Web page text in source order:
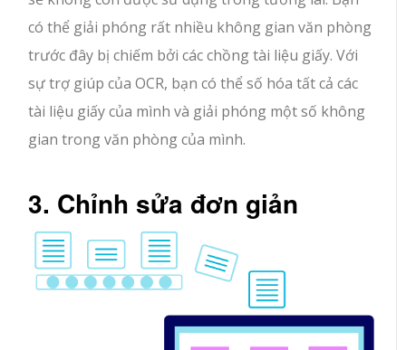
có thể giải phóng rất nhiều không gian văn phòng
trước đây bị chiếm bởi các chồng tài liệu giấy. Với
sự trợ giúp của OCR, bạn có thể số hóa tất cả các
tài liệu giấy của mình và giải phóng một số không
gian trong văn phòng của mình.
3. Chỉnh sửa đơn giản